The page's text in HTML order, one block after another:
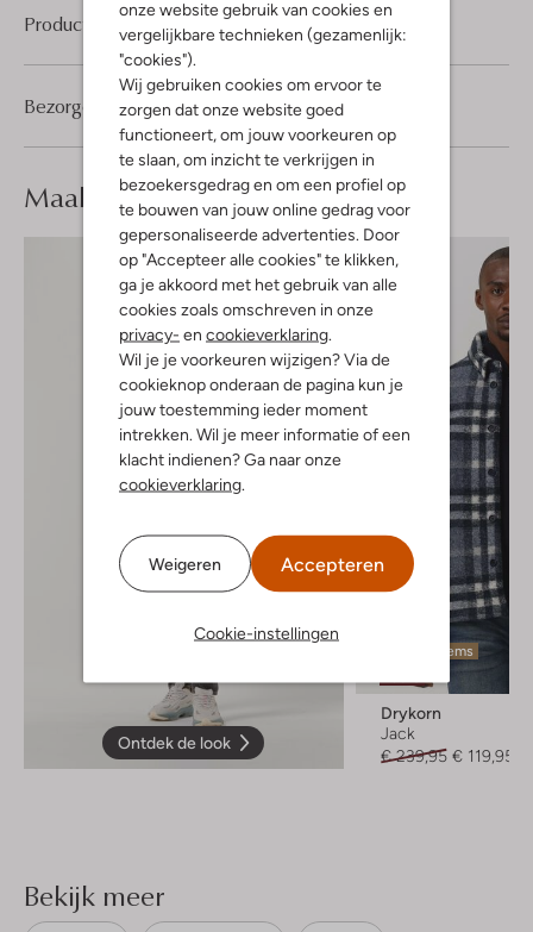
onze website gebruik van cookies en
vergelijkbare technieken (gezamenlijk:
"cookies").
Wij gebruiken cookies om ervoor te
zorgen dat onze website goed
functioneert, om jouw voorkeuren op
te slaan, om inzicht te verkrijgen in
bezoekersgedrag en om een profiel op
te bouwen van jouw online gedrag voor
gepersonaliseerde advertenties. Door
op "Accepteer alle cookies" te klikken,
ga je akkoord met het gebruik van alle
cookies zoals omschreven in onze
privacy- en cookieverklaring.
Wil je je voorkeuren wijzigen? Via de
cookieknop onderaan de pagina kun je
jouw toestemming ieder moment
intrekken. Wil je meer informatie of een
klacht indienen? Ga naar onze
cookieverklaring.
Weigeren Accepteren
Cookie-instellingen
Product informatie
Bezorgen & retourneren
Maak jelook compleet
Ontdek de look
Laatste items
Drykorn
Jack
€ 239,95 € 119,95
Bekijk meer